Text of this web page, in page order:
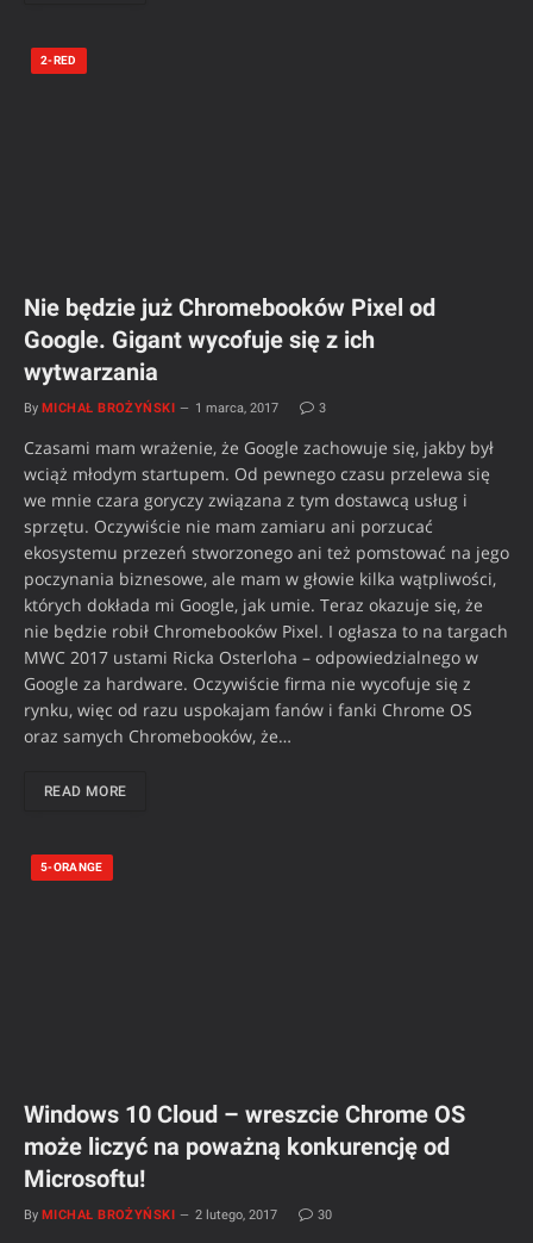
2-RED
Nie będzie już Chromebooków Pixel od
Google. Gigant wycofuje się z ich
wytwarzania
By MICHAŁ BROŻYŃSKI 1 marca, 2017 3
Czasami mam wrażenie, że Google zachowuje się, jakby był
wciąż młodym startupem. Od pewnego czasu przelewa się
we mnie czara goryczy związana z tym dostawcą usług i
sprzętu. Oczywiście nie mam zamiaru ani porzucać
ekosystemu przezeń stworzonego ani też pomstować na jego
poczynania biznesowe, ale mam w głowie kilka wątpliwości,
których dokłada mi Google, jak umie. Teraz okazuje się, że
nie będzie robił Chromebooków Pixel. I ogłasza to na targach
MWC 2017 ustami Ricka Osterloha – odpowiedzialnego w
Google za hardware. Oczywiście firma nie wycofuje się z
rynku, więc od razu uspokajam fanów i fanki Chrome OS
oraz samych Chromebooków, że…
READ MORE
5-ORANGE
Windows 10 Cloud – wreszcie Chrome OS
może liczyć na poważną konkurencję od
Microsoftu!
By MICHAŁ BROŻYŃSKI 2 lutego, 2017 30